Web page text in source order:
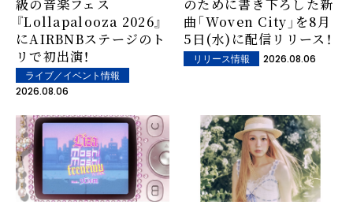
級の音楽フェス
『Lollapalooza 2026』
にAIRBNBステージのト
リで初出演！
ライブ／イベント情報
2026.08.06
のために書き下ろした新
曲「Woven City」を8月
5日(水)に配信リリース！
リリース情報 2026.08.06